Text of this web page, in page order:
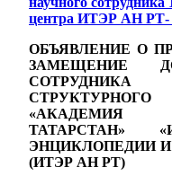
центра ИТЭР АН РТ-
ОБЪЯВЛЕНИЕ О
ЗАМЕЩЕНИЕ
«АКАДЕМИЯ
ТАТАРСТАН»
ЭНЦИКЛОПЕДИИ И
(ИТЭР АН РТ)